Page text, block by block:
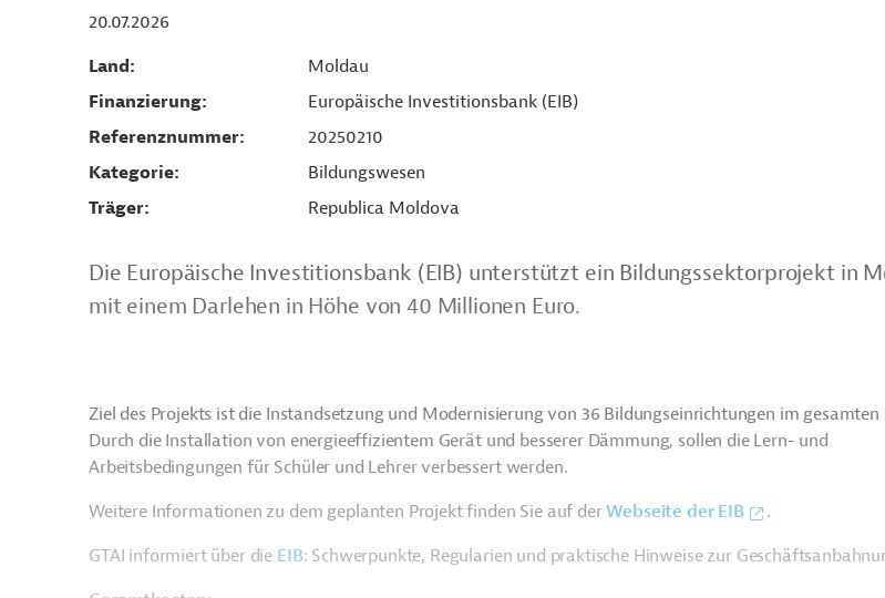
20.07.2026
Land
Moldau
Finanzierung
Europäische Investitionsbank (EIB)
Referenznummer
20250210
Kategorie
Bildungswesen
Träger
Republica Moldova
Die Europäische Investitionsbank (EIB) unterstützt ein Bildungssektorprojekt in
mit einem Darlehen in Höhe von 40 Millionen Euro.
Ziel des Projekts ist die Instandsetzung und Modernisierung von 36 Bildungseinrichtungen im gesamten
Durch die Installation von energieeffizientem Gerät und besserer Dämmung, sollen die Lern- und
Arbeitsbedingungen für Schüler und Lehrer verbessert werden.
Weitere Informationen zu dem geplanten Projekt finden Sie auf derWebseite der EIB
.
GTAI informiert über die EIB: Schwerpunkte, Regularien und praktische Hinweise zur